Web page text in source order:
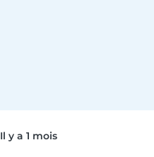
Il y a 1 mois